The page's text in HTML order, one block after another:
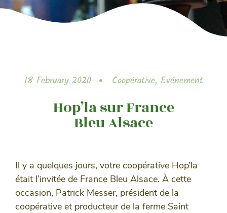
18 February 2020 Coopérative, Evénement
Hop’la sur France
Bleu Alsace
Il y a quelques jours, votre coopérative Hop’la
était l’invitée de France Bleu Alsace. À cette
occasion, Patrick Messer, président de la
coopérative et producteur de la ferme Saint